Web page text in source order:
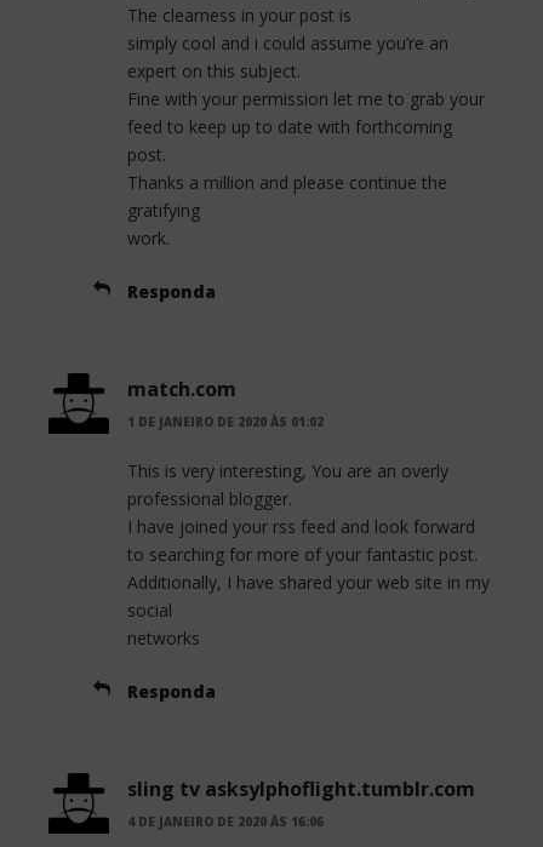
The clearness in your post is
simply cool and i could assume you’re an
expert on this subject.
Fine with your permission let me to grab your
feed to keep up to date with forthcoming
post.
Thanks a million and please continue the
gratifying
work.
Responda
match.com
1 DE JANEIRO DE 2020 ÀS 01:02
This is very interesting, You are an overly
professional blogger.
I have joined your rss feed and look forward
to searching for more of your fantastic post.
Additionally, I have shared your web site in my
social
networks
Responda
sling tv asksylphoflight.tumblr.com
4 DE JANEIRO DE 2020 ÀS 16:06